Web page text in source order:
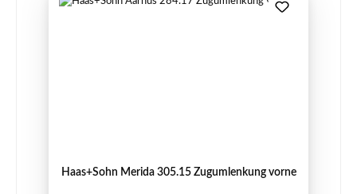
Haas+Sohn Merida 305.15 Zugumlenkung vorne